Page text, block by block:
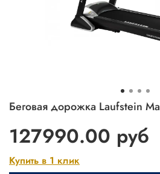
Беговая дорожка Laufstein
127990.00 руб
Купить в 1 клик